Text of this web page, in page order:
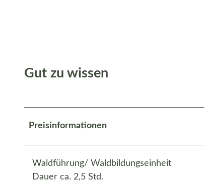
Gut zu wissen
Preisinformationen
Waldführung/ Waldbildungseinheit
Dauer ca. 2,5 Std.